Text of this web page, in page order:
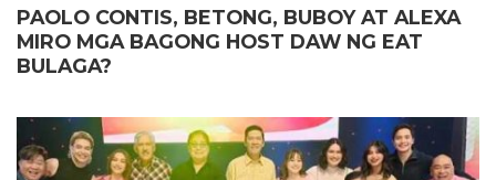
PAOLO CONTIS, BETONG, BUBOY AT ALEXA
MIRO MGA BAGONG HOST DAW NG EAT
BULAGA?